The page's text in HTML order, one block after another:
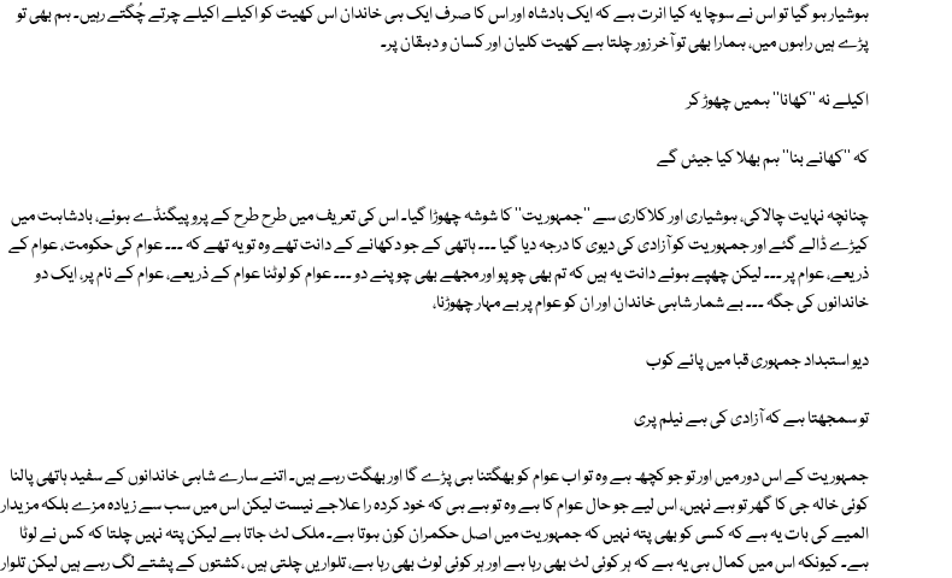
ہوشیار ہو گیا تو اس نے سوچا یہ کیا انرت ہے کہ ایک بادشاہ اور اس کا صرف ایک ہی خاندان اس کھیت کو اکیلے اکیلے چرتے چُگتے رہیں۔ ہم بھی تو
پڑے ہیں راہوں میں، ہمارا بھی تو آخر زور چلتا ہے کھیت کلیان اور کسان و دہقان پر۔
اکیلے نہ ''کھانا'' ہمیں چھوڑ کر
کہ ''کھانے بنا'' ہم بھلا کیا جیئں گے
چنانچہ نہایت چالاکی، ہوشیاری اور کلاکاری سے ''جمہوریت'' کا شوشہ چھوڑا گیا۔ اس کی تعریف میں طرح طرح کے پروپیگنڈے ہوئے، بادشاہت میں
کیڑے ڈالے گئے اور جمہوریت کو آزادی کی دیوی کا درجہ دیا گیا ۔۔۔ ہاتھی کے جو دکھانے کے دانت تھے وہ تو یہ تھے کہ ۔۔۔ عوام کی حکومت، عوام کے
ذریعے، عوام پر ۔۔۔ لیکن چھپے ہوئے دانت یہ ہیں کہ تم بھی چوپو اور مجھے بھی چوپنے دو ۔۔۔ عوام کو لوٹنا عوام کے ذریعے، عوام کے نام پر، ایک دو
خاندانوں کی جگہ ۔۔۔ بے شمار شاہی خاندان اور ان کو عوام پر بے مہار چھوڑنا،
دیو استبداد جمہوری قبا میں پائے کوب
تو سمجھتا ہے کہ آزادی کی ہے نیلم پری
جمہوریت کے اس دور میں اور تو جو کچھ ہے وہ تو اب عوام کو بھگتنا ہی پڑے گا اور بھگت رہے ہیں۔ اتنے سارے شاہی خاندانوں کے سفید ہاتھی پالنا
کوئی خالہ جی کا گھر تو ہے نہیں، اس لیے جو حال عوام کا ہے وہ تو ہے ہی کہ خود کردہ را علاجے نیست لیکن اس میں سب سے زیادہ مزے بلکہ مزیدار
المیے کی بات یہ ہے کہ کسی کو بھی پتہ نہیں کہ جمہوریت میں اصل حکمران کون ہوتا ہے۔ ملک لٹ جاتا ہے لیکن پتہ نہیں چلتا کہ کس نے لوٹا
ہے۔ کیونکہ اس میں کمال ہی یہ ہے کہ ہر کوئی لٹ بھی رہا ہے اور ہر کوئی لوٹ بھی رہا ہے، تلواریں چلتی ہیں ،کشتوں کے پشتے لگ رہے ہیں لیکن تلوار